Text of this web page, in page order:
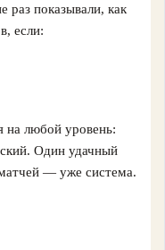
показывали, как
если:
на любой уровень:
Один удачный
— уже система.